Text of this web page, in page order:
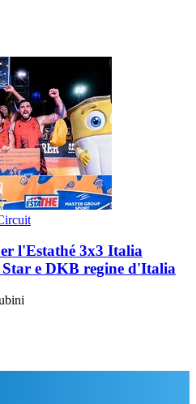
l'Estathé 3x3 Italia
e DKB regine d'Italia